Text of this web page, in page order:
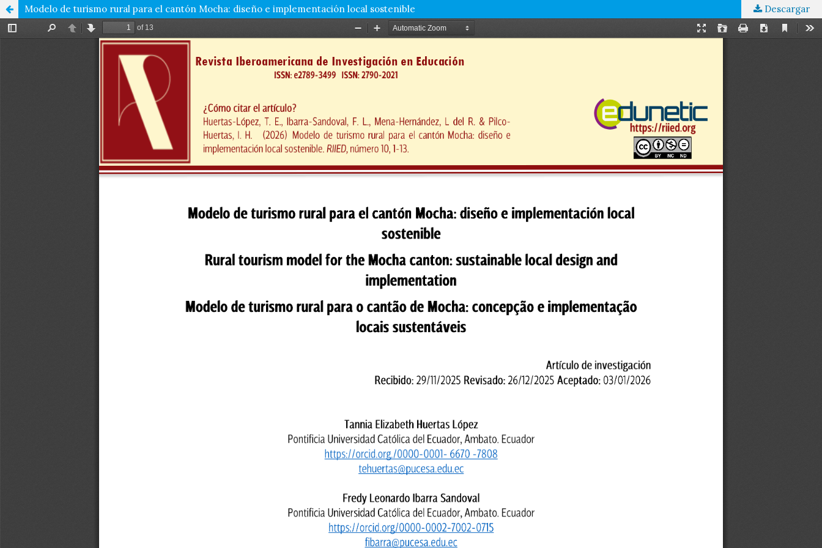
Modelo de turismo rural para el cantón Mocha: diseño e implementación local sostenible Descargar